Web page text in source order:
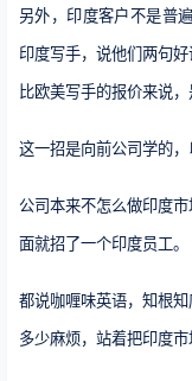
另外，印度客户不是普
印度写手，说他们两句
比欧美写手的报价来说，
这一招是向前公司学的，
公司本来不怎么做印度
面就招了一个印度员工。
都说咖喱味英语，知根
多少麻烦，站着把印度市